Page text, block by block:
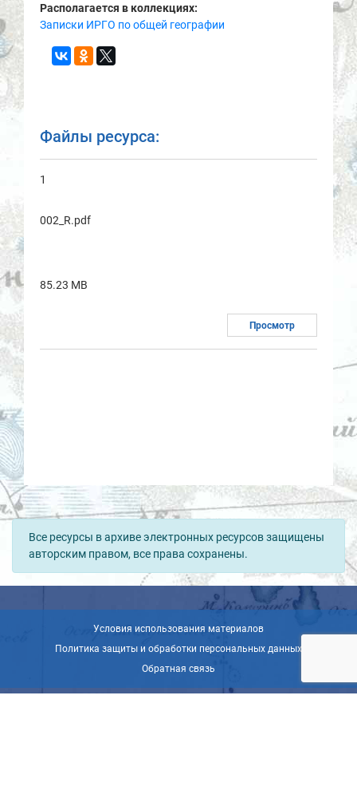
Располагается в коллекциях:
Записки ИРГО по общей географии
Файлы ресурса:
1
002_R.pdf
85.23 MB
Просмотр
Все ресурсы в архиве электронных ресурсов защищены
авторским правом, все права сохранены.
Условия использования материалов
Политика защиты и обработки персональных данных
Обратная связь